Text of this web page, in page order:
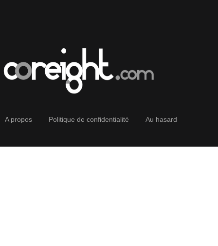
A propos Politique de confidentialité Au hasard